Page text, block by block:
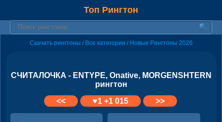
Топ Рингтон
Скачать рингтоны / Все категории / Новые Рингтоны 2026
СЧИТАЛОЧКА - ENTYPE, Onative, MORGENSHTERN
рингтон
<<
♥1 +1 015 >>